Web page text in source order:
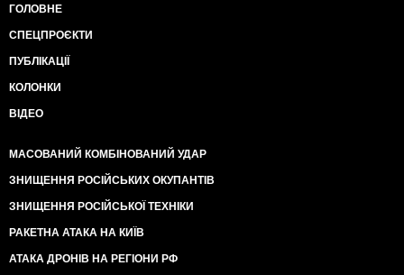
ГОЛОВНЕ
СПЕЦПРОЄКТИ
ПУБЛІКАЦІЇ
КОЛОНКИ
ВІДЕО
МАСОВАНИЙ КОМБІНОВАНИЙ УДАР
ЗНИЩЕННЯ РОСІЙСЬКИХ ОКУПАНТІВ
ЗНИЩЕННЯ РОСІЙСЬКОЇ ТЕХНІКИ
РАКЕТНА АТАКА НА КИЇВ
АТАКА ДРОНІВ НА РЕГІОНИ РФ